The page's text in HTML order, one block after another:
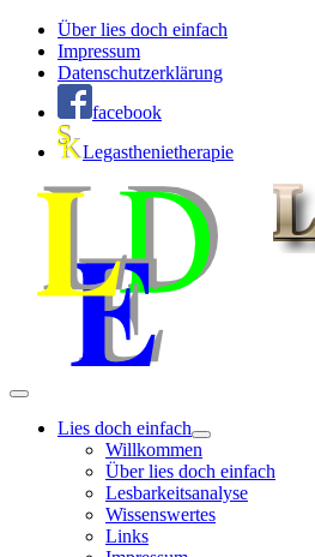
Über lies doch einfach
Impressum
Datenschutzerklärung
facebook
Legasthenietherapie
Lies doch einfach
Willkommen
Über lies doch einfach
Lesbarkeitsanalyse
Wissenswertes
Links